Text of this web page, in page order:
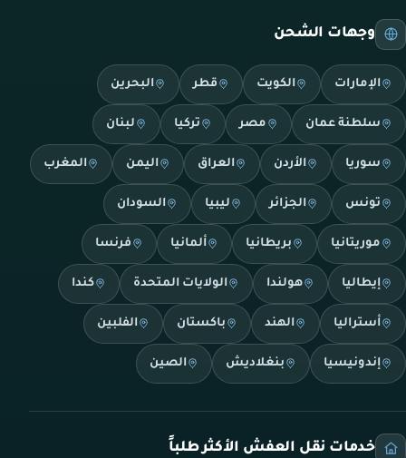
وجهات الشحن
الإمارات الكويت قطر البحرين
سلطنة عمان مصر تركيا لبنان
سوريا الأردن العراق اليمن المغرب
تونس الجزائر ليبيا السودان
موريتانيا بريطانيا ألمانيا فرنسا
إيطاليا هولندا الولايات المتحدة كندا
أستراليا الهند باكستان الفلبين
إندونيسيا بنغلاديش الصين
خدمات نقل العفش الأكثر طلباً